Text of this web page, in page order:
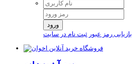
ورود
بازیابی رمز عبور ثبت نام در سایت